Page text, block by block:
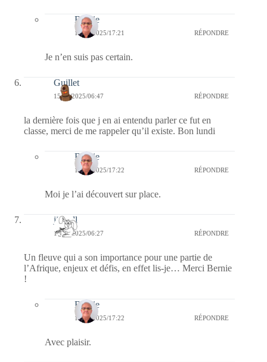
Bernie
17/09/2025/17:21 RÉPONDRE
Je n’en suis pas certain.
Guillet
15/09/2025/06:47 RÉPONDRE
la dernière fois que j en ai entendu parler ce fut en
classe, merci de me rappeler qu’il existe. Bon lundi
Bernie
17/09/2025/17:22 RÉPONDRE
Moi je l’ai découvert sur place.
jill bill
15/09/2025/06:27 RÉPONDRE
Un fleuve qui a son importance pour une partie de
l’Afrique, enjeux et défis, en effet lis-je… Merci Bernie
!
Bernie
17/09/2025/17:22 RÉPONDRE
Avec plaisir.